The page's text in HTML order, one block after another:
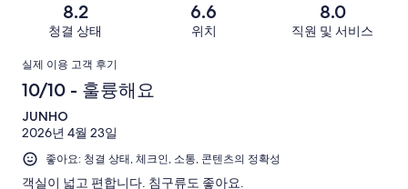
후
기
187
후
중
121
개
개
이
후
기
중
36
386
개
용
후
별
로
요.
386
개
이
8.2
청결 상태
6.6
위치
8.0
직원 및 서비스
이
용
후
기
실제 이용 고객 후기
10/10 - 훌륭해요
JUNHO
2026년 4월 23일
좋아요: 청결 상태, 체크인, 소통, 콘텐츠의 정확성
객실이 넓고 편합니다. 침구류도 좋아요.